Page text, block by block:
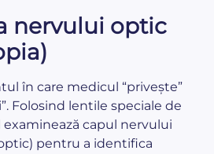
nervului optic
în care medicul “privește”
Folosind lentile speciale de
capul nervului
pentru a identifica